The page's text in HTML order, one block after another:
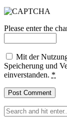
Please enter the
Mit der
Speicherung und
einverstanden. *